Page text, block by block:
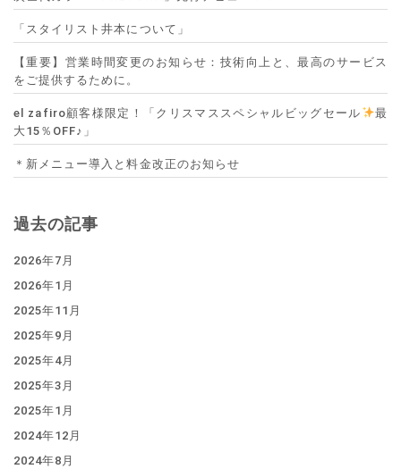
「スタイリスト井本について」
【重要】営業時間変更のお知らせ：技術向上と、最高のサービス
をご提供するために。
el zafiro顧客様限定！「クリスマススペシャルビッグセール
最
大15％OFF♪」
＊新メニュー導入と料金改正のお知らせ
過去の記事
2026年7月
2026年1月
2025年11月
2025年9月
2025年4月
2025年3月
2025年1月
2024年12月
2024年8月